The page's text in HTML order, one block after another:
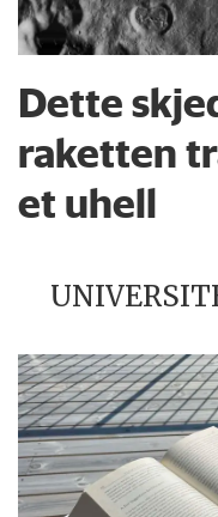
Dette
raketten
et uhell